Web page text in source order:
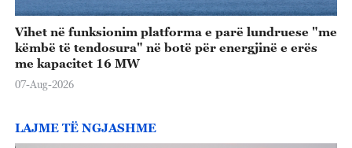
Vihet në funksionim platforma e parë lundruese "me
këmbë të tendosura" në botë për energjinë e erës
me kapacitet 16 MW
07-Aug-2026
LAJME TË NGJASHME